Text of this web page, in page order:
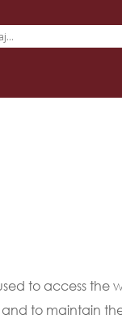
to access the
to maintain